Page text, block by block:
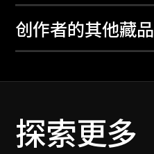
创作者的其他藏品
探索更多